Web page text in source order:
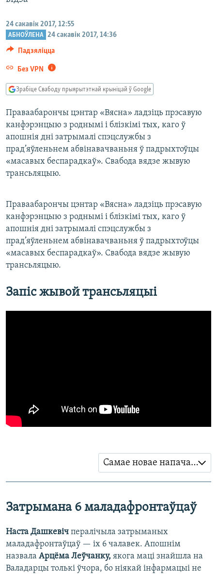
КУЛЬТУРА
КАЛЯНДАР
МОВА
НА ХВАЛЯХ СВАБОДЫ
24 сакавік 2017, 12:55
АБНОЎЛЕНА 24 сакавік 2017, 14:36
Падзяліцца
Без VPN
Зрабіце Свабоду прыярытэтнай крыніцай ў Google
Праваабарончы цэнтар «Вясна» ладзіць прэсавую
канфэрэнцыю з роднымі і блізкімі тых, каго ў
апошнія дні затрымалі спэцслужбы з
прад’яўленьнем абвінавачваньня ў падрыхтоўцы
«масавых беспарадкаў». Свабода вядзе жывую
трансьляцыю.
Праваабарончы цэнтар «Вясна» ладзіць прэсавую
канфэрэнцыю з роднымі і блізкімі тых, каго ў
апошнія дні затрымалі спэцслужбы з
прад’яўленьнем абвінавачваньня ў падрыхтоўцы
«масавых беспарадкаў». Свабода вядзе жывую
трансьляцыю.
Запіс жывой трансьляцыі
Самае новае напачатку
Затрымана 6 маладафронтаўцаў
Наста Дашкевіч пералічыла затрыманых
маладафронтаўцаў — іх 6 чалавек. Апошнім
назвала Арцёма Леўчанку, якога маці знайшла на
Валадарцы толькі ўчора, бо ніякай інфармацыі не